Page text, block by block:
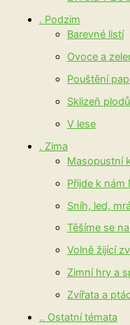
. Podzim
Barevné listí
Ovoce a
Pouštění
Sklizeň
V lese
. Zima
Masopustní
Přijde k nám
Sníh, led,
Těšíme se
Volně žijící
Zimní hry a
Zvířata a
.. Ostatní témata